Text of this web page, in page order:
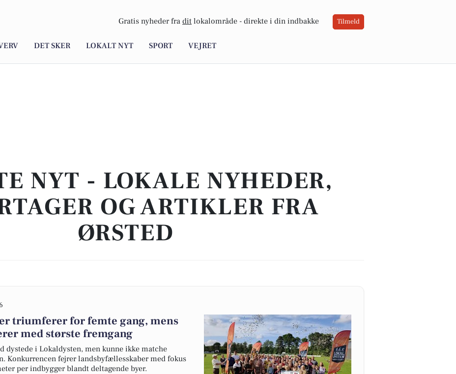
Gratis nyheder fra dit lokalområde - direkte i din indbakke Tilmeld
DET SKER LOKALT NYT SPORT VEJRET
NYT - LOKALE NYHEDER,
OG ARTIKLER FRA
ØRSTED
triumferer for femte gang, mens
med største fremgang
i Lokaldysten, men kunne ikke matche
Konkurrencen fejrer landsbyfællesskaber med fokus
per indbygger blandt deltagende byer.